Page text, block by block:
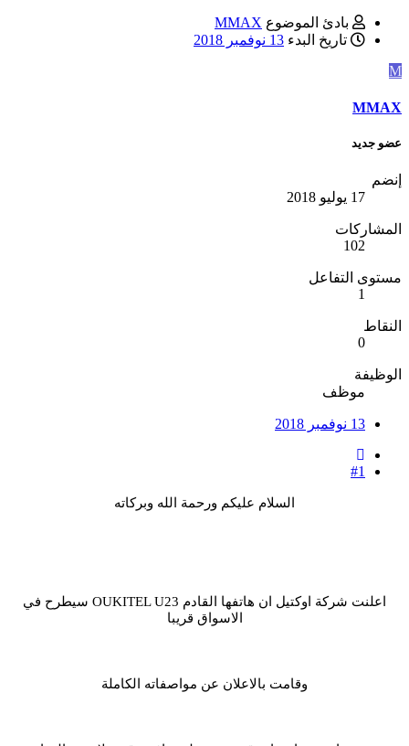
بادئ الموضوع MMAX
تاريخ البدء 13 نوفمبر 2018
M
MMAX
عضو جديد
إنضم
17 يوليو 2018
المشاركات
102
مستوى التفاعل
1
النقاط
0
الوظيفة
موظف
13 نوفمبر 2018
#1
السلام عليكم ورحمة الله وبركاته
اعلنت شركة اوكتيل ان هاتفها القادم OUKITEL U23 سيطرح في
الاسواق قريبا
وقامت بالاعلان عن مواصفاته الكاملة